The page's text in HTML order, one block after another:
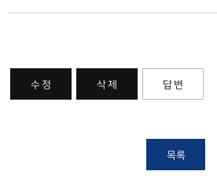
수 정 삭 제 답 변
목록